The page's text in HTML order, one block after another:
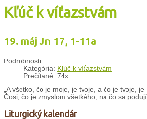
Kľúč k víťazstvám
19. máj Jn 17, 1-11a
Podrobnosti
Kategória: Kľúč k víťazstvám
Prečítané: 74x
„A všetko, čo je moje, je tvoje, a čo je tvoje,
Čosi, čo je zmyslom všetkého, na čo sa
Liturgický kalendár